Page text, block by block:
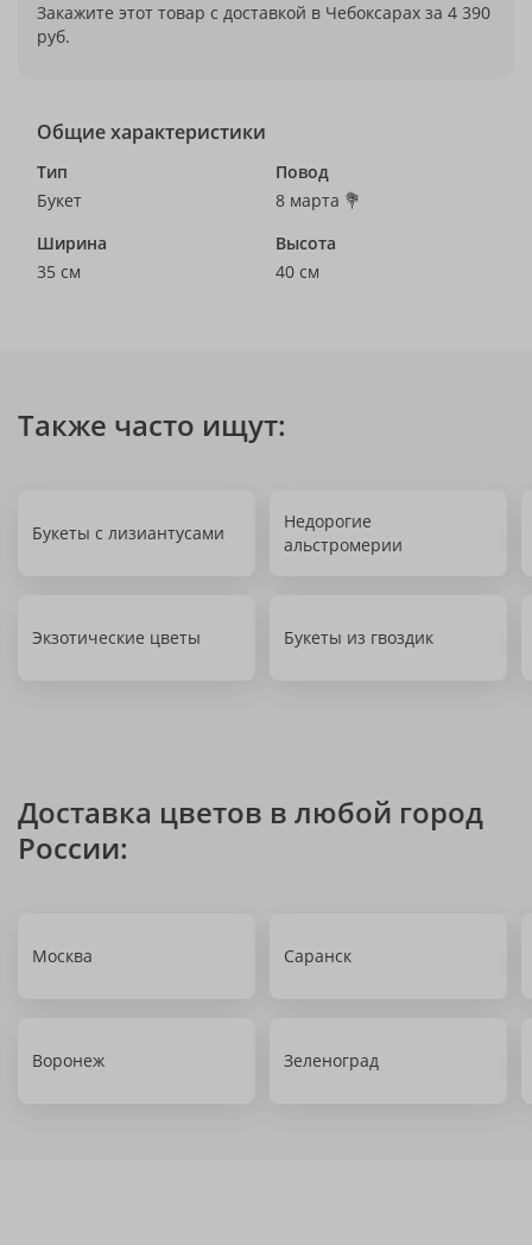
Закажите этот товар с доставкой в Чебоксарах за 4 390
руб.
Общие характеристики
Тип
Букет
Повод
8 марта 💐
Ширина
35 см
Высота
40 см
Также часто ищут:
Букеты с лизиантусами
Недорогие
альстромерии
Экзотические цветы Букеты из гвоздик
Доставка цветов в любой город
России:
Москва Саранск
Воронеж Зеленоград